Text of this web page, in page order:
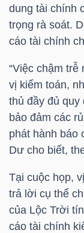
dung tài chính
trọng rà soát.
cáo tài chính
“Việc chậm
vị kiểm toán,
thủ đầy đủ quy
bảo đảm các
phát hành báo
Dư cho biết,
Tại cuộc họp,
trả lời cụ thể
của Lộc Trời
cáo tài chính
MÔ
NGÀNH
DOANH
CỔ
PHIẾU